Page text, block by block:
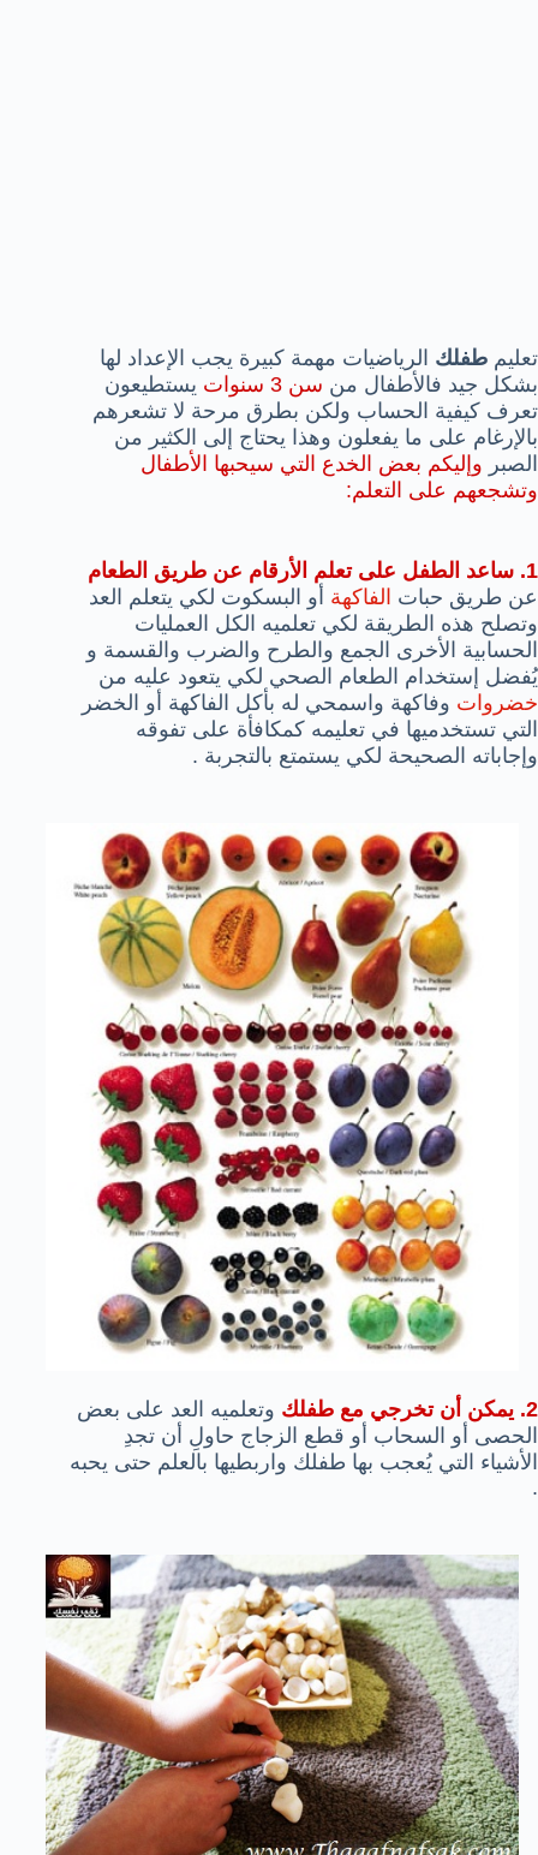
تعليم طفلك الرياضيات مهمة كبيرة يجب الإعداد لها
بشكل جيد فالأطفال من سن 3 سنوات
يستطيعون
تعرف كيفية الحساب ولكن بطرق مرحة لا تشعرهم
بالإرغام على ما يفعلون وهذا يحتاج إلى الكثير من
الصبر وإليكم بعض الخدع التي سيحبها الأطفال
وتشجعهم على التعلم:
1. ساعد الطفل على تعلم الأرقام عن طريق الطعام
عن طريق حبات الفاكهة أو البسكوت لكي يتعلم العد
وتصلح هذه الطريقة لكي تعلميه الكل العمليات
الحسابية الأخرى الجمع والطرح والضرب والقسمة و
يُفضل إستخدام الطعام الصحي لكي يتعود عليه من
خضروات وفاكهة واسمحي له بأكل الفاكهة أو الخضر
التي تستخدميها في تعليمه كمكافأة على تفوقه
وإجاباته الصحيحة لكي يستمتع بالتجربة .
2. يمكن أن تخرجي مع طفلك
وتعلميه العد على بعض
الحصى أو السحاب أو قطع الزجاج حاولِ أن تجدِ
الأشياء التي يُعجب بها طفلك واربطيها بالعلم حتى يحبه
.